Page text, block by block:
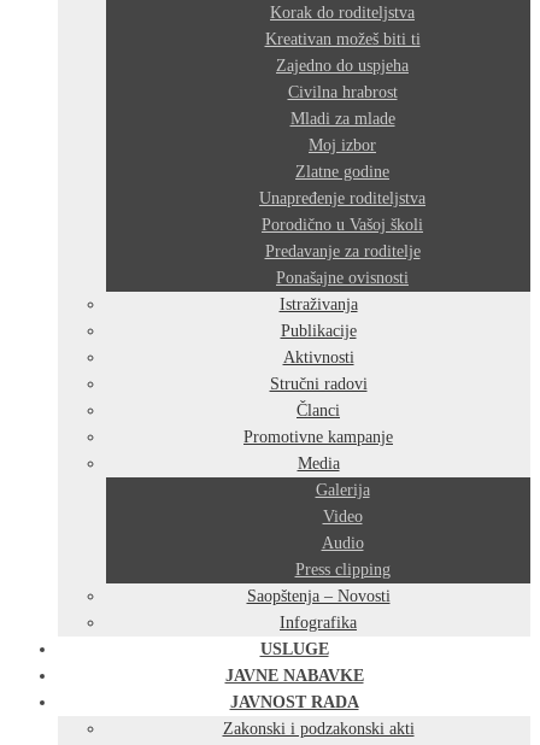
Korak do roditeljstva
Kreativan možeš biti ti
Zajedno do uspjeha
Civilna hrabrost
Mladi za mlade
Moj izbor
Zlatne godine
Unapređenje roditeljstva
Porodično u Vašoj školi
Predavanje za roditelje
Ponašajne ovisnosti
Istraživanja
Publikacije
Aktivnosti
Stručni radovi
Članci
Promotivne kampanje
Media
Galerija
Video
Audio
Press clipping
Saopštenja – Novosti
Infografika
USLUGE
JAVNE NABAVKE
JAVNOST RADA
Zakonski i podzakonski akti